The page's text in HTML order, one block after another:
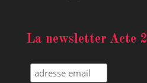
La newsletter Acte 2